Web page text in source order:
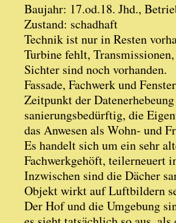
Baujahr: 17.od.18. Jhd.,
Zustand: schadhaft
Technik ist nur in Resten
Turbine fehlt,
Sichter sind noch vorhanden.
Fassade, Fachwerk und
Zeitpunkt der
sanierungsbedürftig, die
das Anwesen als Wohn- und
Es handelt sich um ein sehr
Fachwerkgehöft, teilerneuert
Inzwischen sind die Dächer
Objekt wirkt auf Luftbildern
Der Hof und die Umgebung